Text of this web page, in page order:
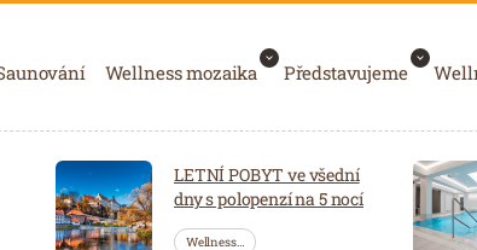
Wellness mozaika Představujeme
LETNÍ POBYT ve všední
dny s polopenzí na 5 nocí
Wellness…